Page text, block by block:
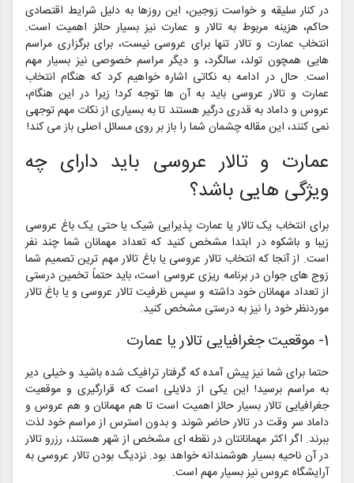
در کنار سلیقه و خواست زوجین، این روزها به دلیل شرایط اقتصادی
حاکم، هزینه مربوط به تالار و عمارت نیز بسیار حائز اهمیت است.
انتخاب عمارت و تالار تنها برای عروسی نیست، برای برگزاری مراسم
هایی همچون تولد، سالگرد، و دیگر مراسم خصوصی نیز بسیار مهم
است. حال در ادامه به نکاتی اشاره خواهیم کرد که هنگام انتخاب
عمارت و تالار عروسی باید به آن ها توجه کرد! زیرا در این هنگام،
عروس و داماد به قدری درگیر هستند تا به بسیاری از نکات مهم توجهی
نمی کنند، این مقاله چشمان شما را باز بر روی مسائل اصلی باز می کند!
عمارت و تالار عروسی باید دارای چه
ویژگی هایی باشد؟
برای انتخاب یک تالار یا عمارت پذیرایی شیک یا حتی یک باغ عروسی
زیبا و باشکوه در ابتدا مشخص کنید که تعداد مهمانان شما چند نفر
است. از آنجا که انتخاب تالار عروسی یا باغ تالار مهم ترین تصمیم شما
زوج های جوان در برنامه ریزی عروسی است، باید حتماً تخمین درستی
از تعداد مهمانان خود داشته و سپس ظرفیت تالار عروسی و یا باغ تالار
موردنظر خود را نیز به درستی مشخص کنید.
1- موقعیت جغرافیایی تالار یا عمارت
حتما برای شما نیز پیش آمده که گرفتار ترافیک شده باشید و خیلی دیر
به مراسم برسید! این یکی از دلایلی است که قرارگیری و موقعیت
جغرافیایی تالار بسیار حائز اهمیت است تا هم مهمانان و هم عروس و
داماد سر وقت در تالار حاضر شوند و بدون استرس از مراسم خود لذت
ببرند. اگر اکثر مهمانانتان در نقطه ای مشخص از شهر هستند، رزرو تالار
در آن ناحیه بسیار هوشمندانه خواهد بود. نزدیگ بودن تالار عروسی به
آرایشگاه عروس نیز بسیار مهم است.